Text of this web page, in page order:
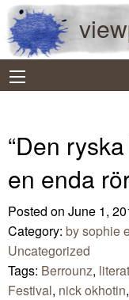
“Den
en enda
Posted on June 1,
Category: by sophie
Uncategorized
Tags: Berrounz,
Festival, nick okhotin,